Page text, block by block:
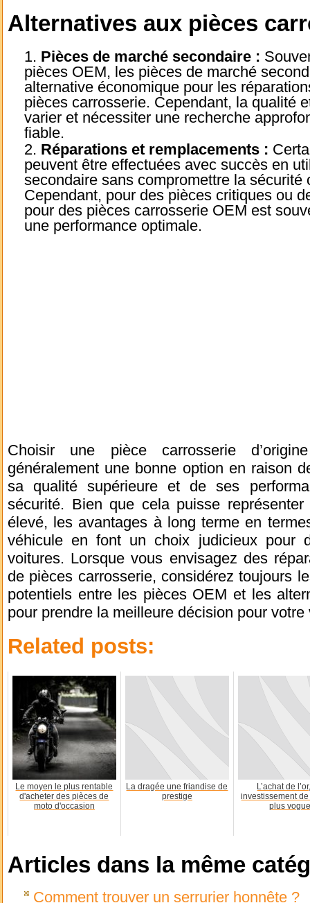
Alternatives aux pièces
Pièces de marché secondaire :
pièces OEM, les pièces de marché
alternative économique pour les
pièces carrosserie. Cependant, la qualité
varier et nécessiter une recherche
fiable.
Réparations et remplacements :
peuvent être effectuées avec succès en
secondaire sans compromettre la sécurité
Cependant, pour des pièces critiques ou
pour des pièces carrosserie OEM est
une performance optimale.
Choisir une pièce carrosserie
généralement une bonne option en raison
sa qualité supérieure et de ses
sécurité. Bien que cela puisse
élevé, les avantages à long terme en
véhicule en font un choix judicieux pour
voitures. Lorsque vous envisagez des
de pièces carrosserie, considérez toujours
potentiels entre les pièces OEM et les
pour prendre la meilleure décision pour votre
Related posts:
Le moyen le plus rentable
d'acheter des pièces de
moto d'occasion
La dragée une friandise de
prestige
L’achat de
investissement
plus vogue
Articles dans la même
Comment trouver un serrurier honnête ?